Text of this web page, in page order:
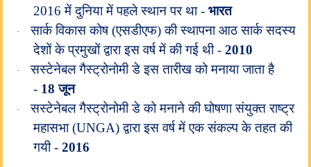
2016 में दुनिया में पहले स्थान पर था -भारत
·
सार्क विकास कोष (एसडीएफ) की स्थापना आठ सार्क सदस्य
देशों के प्रमुखों द्वारा इस वर्ष में की गई थी -2010
·
सस्टेनेबल गैस्ट्रोनोमी डे इस तारीख को मनाया जाता है
- 18 जून
·
सस्टेनेबल गैस्ट्रोनोमी डे को मनाने की घोषणा संयुक्त राष्ट्र
महासभा (UNGA) द्वारा इस वर्ष में एक संकल्प के तहत की
गयी -2016